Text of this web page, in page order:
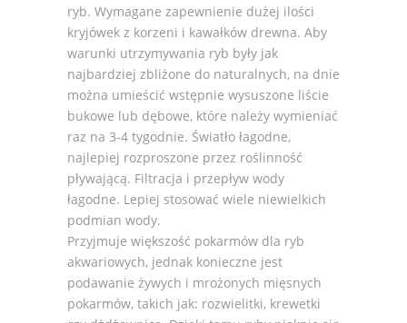
ryb. Wymagane zapewnienie dużej ilości
kryjówek z korzeni i kawałków drewna. Aby
warunki utrzymywania ryb były jak
najbardziej zbliżone do naturalnych, na dnie
można umieścić wstępnie wysuszone liście
bukowe lub dębowe, które należy wymieniać
raz na 3-4 tygodnie. Światło łagodne,
najlepiej rozproszone przez roślinność
pływającą. Filtracja i przepływ wody
łagodne. Lepiej stosować wiele niewielkich
podmian wody.
Przyjmuje większość pokarmów dla ryb
akwariowych, jednak konieczne jest
podawanie żywych i mrożonych mięsnych
pokarmów, takich jak: rozwielitki, krewetki